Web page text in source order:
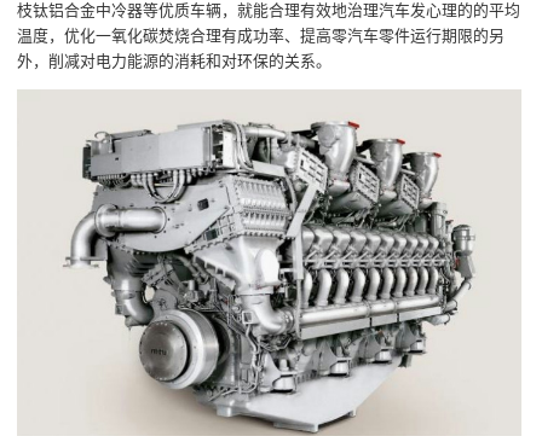
枝钛铝合金中冷器等优质车辆，就能合理有效地治理汽车发心理的的平均
温度，优化一氧化碳焚烧合理有成功率、提高零汽车零件运行期限的另
外，削减对电力能源的消耗和对环保的关系。